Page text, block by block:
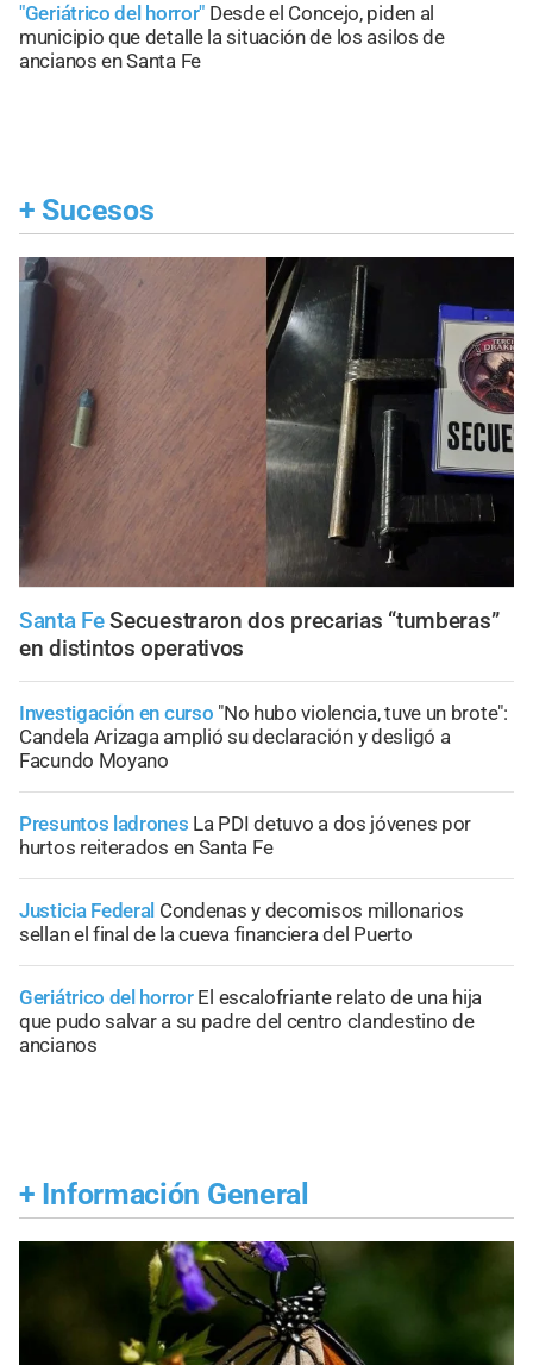
"Geriátrico del horror" Desde el Concejo, piden al
municipio que detalle la situación de los asilos de
ancianos en Santa Fe
+ Sucesos
Santa Fe Secuestraron dos precarias “tumberas”
en distintos operativos
Investigación en curso "No hubo violencia, tuve un brote":
Candela Arizaga amplió su declaración y desligó a
Facundo Moyano
Presuntos ladrones La PDI detuvo a dos jóvenes por
hurtos reiterados en Santa Fe
Justicia Federal Condenas y decomisos millonarios
sellan el final de la cueva financiera del Puerto
Geriátrico del horror El escalofriante relato de una hija
que pudo salvar a su padre del centro clandestino de
ancianos
+ Información General